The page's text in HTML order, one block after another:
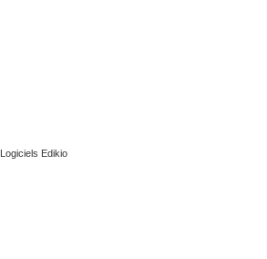
Logiciels Edikio